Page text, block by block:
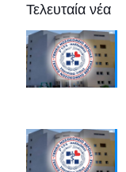
Τελευταία νέα